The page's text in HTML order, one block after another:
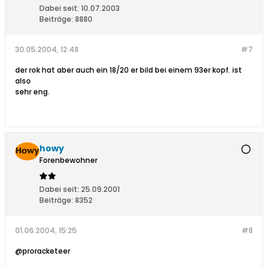
Dabei seit: 10.07.2003
Beiträge: 8880
#7
30.05.2004, 12:48
der rok hat aber auch ein 18/20 er bild bei einem 93er kopf. ist
also
sehr eng.
howy
Forenbewohner
Dabei seit: 25.09.2001
Beiträge: 8352
#8
01.06.2004, 15:25
@proracketeer